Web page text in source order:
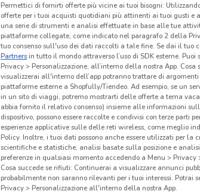
Permettici di fornirti offerte più vicine ai tuoi bisogni:
offerte per i tuoi acquisti quotidiani più attinenti ai tuoi gusti e
una serie di strumenti e analisi effettuate in base alle tue
piattaforme collegate, come indicato nel paragrafo 2 della
tuo consenso sull'uso dei dati raccolti a tale fine. Se dai il tuo
Partnersin tutto il mondo attraverso l’uso di SDK esterne.
Privacy > Personalizzazione, all’interno della nostra App.
visualizzerai all'interno dell’app potranno trattare di
piattaforme esterne a Shopfully/Tiendeo. Ad esempio, se un
in un sito di viaggi, potremo mostrarti delle offerte a tema
abbia fornito il relativo consenso) insieme alle informazioni
dispositivo, possono essere raccolte e condivisi con terze parti
esperienze applicative sulle delle reti wireless, come meglio
Policy. Inoltre, i tuoi dati possono anche essere utilizzati per la
scientifiche e statistiche, analisi basate sulla posizione e
preferenze in qualsiasi momento accedendo a Menu >
Cosa succede se rifiuti: Continuerai a visualizzare annunci
probabilmente non saranno rilevanti per i tuoi interessi. Potrai
Privacy > Personalizzazione all'interno della nostra App.